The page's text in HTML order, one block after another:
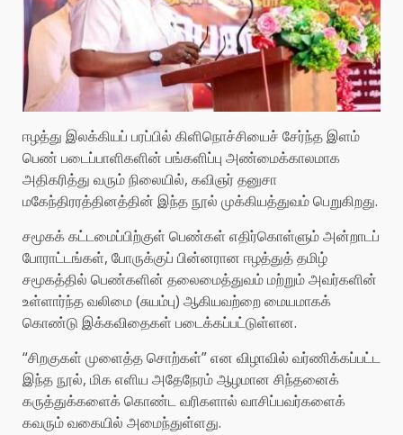
ஈழத்து இலக்கியப் பரப்பில் கிளிநொச்சியைச் சேர்ந்த இளம்
பெண் படைப்பாளிகளின் பங்களிப்பு அண்மைக்காலமாக
அதிகரித்து வரும் நிலையில், கவிஞர் தனுசா
மகேந்திரரத்தினத்தின் இந்த நூல் முக்கியத்துவம் பெறுகிறது.
சமூகக் கட்டமைப்பிற்குள் பெண்கள் எதிர்கொள்ளும் அன்றாடப்
போராட்டங்கள், போருக்குப் பின்னரான ஈழத்துத் தமிழ்
சமூகத்தில் பெண்களின் தலைமைத்துவம் மற்றும் அவர்களின்
உள்ளார்ந்த வலிமை (சுயம்பு) ஆகியவற்றை மையமாகக்
கொண்டு இக்கவிதைகள் படைக்கப்பட்டுள்ளன.
“சிறகுகள் முளைத்த சொற்கள்” என விழாவில் வர்ணிக்கப்பட்ட
இந்த நூல், மிக எளிய அதேநேரம் ஆழமான சிந்தனைக்
கருத்துக்களைக் கொண்ட வரிகளால் வாசிப்பவர்களைக்
கவரும் வகையில் அமைந்துள்ளது.